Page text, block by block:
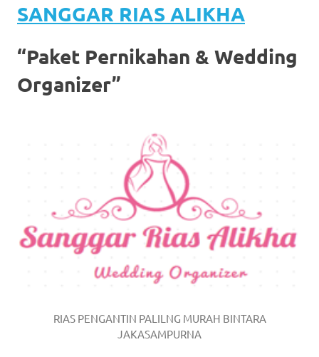
To
learn
more
https://www.watchesb.com
these
guys
https://
SANGGAR RIAS ALIKHA
“Paket Pernikahan & Wedding
Organizer”
RIAS PENGANTIN PALILNG MURAH BINTARA
JAKASAMPURNA